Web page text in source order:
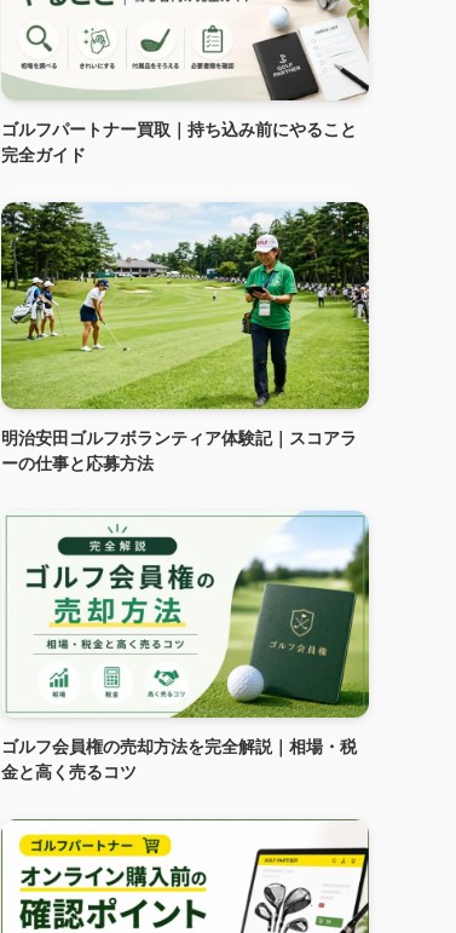
ゴルフパートナー買取｜持ち込み前にやること
完全ガイド
明治安田ゴルフボランティア体験記｜スコアラ
ーの仕事と応募方法
ゴルフ会員権の売却方法を完全解説｜相場・税
金と高く売るコツ